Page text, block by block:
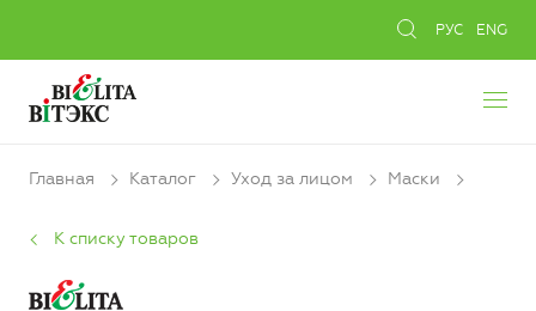
РУС ENG
Главная Каталог Уход за лицом Маски
К списку товаров